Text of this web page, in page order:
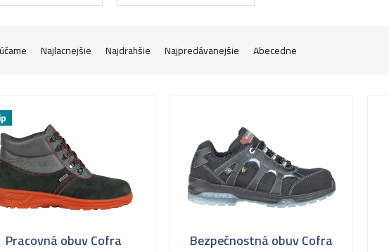
Najlacnejšie Najdrahšie Najpredávanejšie Abecedne
Pracovná obuv Cofra Bezpečnostná obuv Cofra